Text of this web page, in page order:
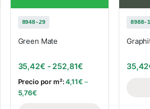
precios: desde 35,42€ hasta 252,81€
8948-29
Green Mate
35,42€ - 252,81€ Rango de
Precio por m²:4,11€ –
5,76€
8988-
35,42